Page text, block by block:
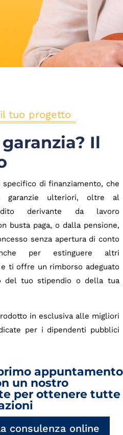
tuo progetto
Il
di finanziamento, che
garanzie ulteriori, oltre al
derivante da lavoro
busta paga, o dalla pensione,
senza apertura di conto
per estinguere altri
ti offre un rimborso adeguato
del tuo stipendio o della tua
in esclusiva alle migliori
per i dipendenti pubblici
appuntamento
un nostro
per ottenere tutte
consulenza online